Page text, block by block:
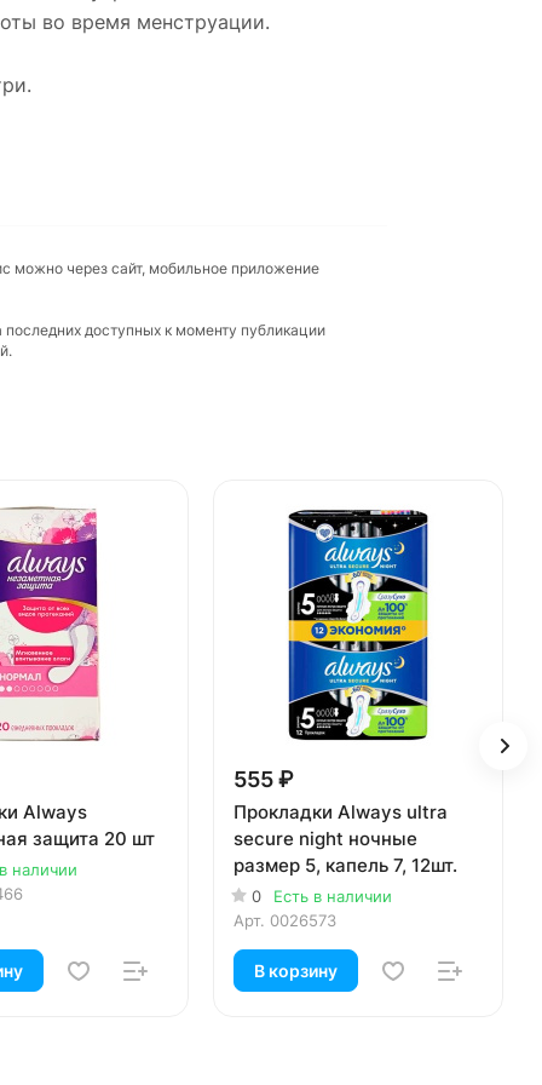
во время менструации.
можно через сайт, мобильное приложение
доступных к моменту публикации
Always
защита 20 шт
наличии
555 ₽
Прокладки Always ultra
secure night ночные
размер 5, капель 7, 12шт.
0
Есть в наличии
Арт. 0026573
В корзину